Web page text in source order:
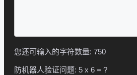
您还可输入的字符数量: 750
防机器人验证问题: 5 x 6 = ?